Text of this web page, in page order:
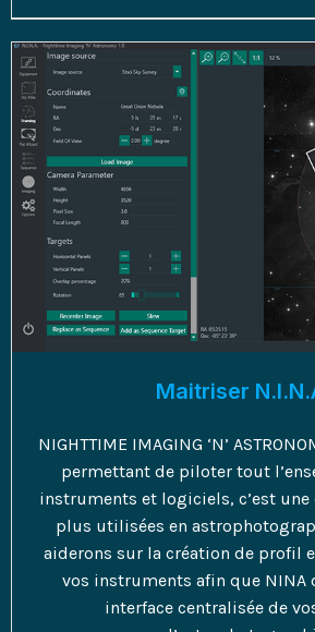
Maitriser
NIGHTTIME IMAGING ‘N’
permettant de piloter tout
instruments et logiciels, c’est
plus utilisées en
aiderons sur la création de profil
vos instruments afin que NINA
interface centralisée de